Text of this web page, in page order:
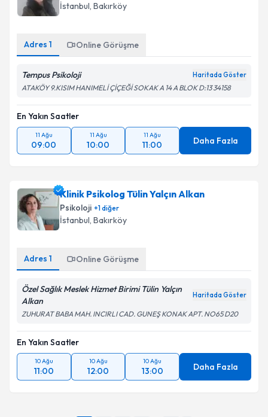
İstanbul, Bakırköy
Adres 1 Online Görüşme
Tempus Psikoloji Haritada Göster
ATAKÖY 9.KISIM HANIMELİ ÇİÇEĞİ SOKAK A 14 A BLOK D:13 34158
En Yakın Saatler
11 Ağu
09:00
11 Ağu
10:00
11 Ağu
11:00 Daha Fazla
Klinik Psikolog Tülin Yalçın Alkan
Psikoloji +1diğer
İstanbul, Bakırköy
Adres 1 Online Görüşme
Özel Sağlık Meslek Hizmet Birimi Tülin Yalçın
Alkan
Haritada Göster
ZUHURAT BABA MAH. INCIRLI CAD. GUNEŞ KONAK APT. NO65 D20
En Yakın Saatler
10 Ağu
11:00
10 Ağu
12:00
10 Ağu
13:00 Daha Fazla